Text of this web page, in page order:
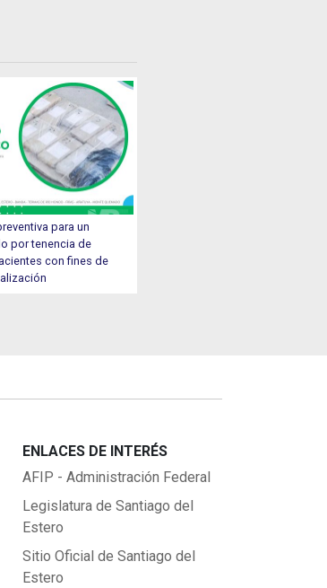
para un
por tenencia de
con fines de
ENLACES DE INTERÉS
AFIP - Administración Federal
Legislatura de Santiago del
Estero
Sitio Oficial de Santiago del
Estero